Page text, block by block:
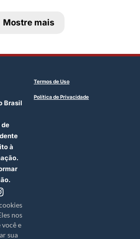
Mostre mais
Brasil
de
à
nos
e
sua
Termos de Uso
Política de Privacidade